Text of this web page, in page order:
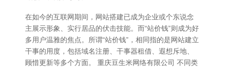
在如今的互联网期间，网站搭建已成为企业或个东说念
主展示形象、实行居品的伏击技能。而“站价钱”则成为好
多用户温雅的焦点。所谓“站价钱”，相同指的是网站建立
干事的用度，包括域名注册、干事器租借、遐想斥地、
顾惜更新等多个方面。 重庆豆生米网络有限公司 不同类